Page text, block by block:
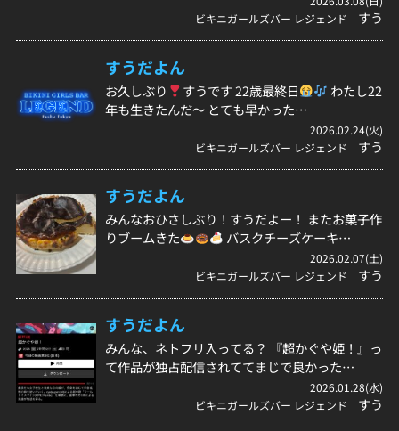
ビキニガールズバー レジェンド
すう
すうだよん
お久しぶり すうです 22歳最終日
わたし22
年も生きたんだ〜 とても早かった…
2026.02.24(火)
ビキニガールズバー レジェンド
すう
すうだよん
みんなおひさしぶり！すうだよー！ またお菓子作
りブームきた
バスクチーズケーキ…
2026.02.07(土)
ビキニガールズバー レジェンド
すう
すうだよん
みんな、ネトフリ入ってる？ 『超かぐや姫！』っ
て作品が独占配信されててまじで良かった…
2026.01.28(水)
ビキニガールズバー レジェンド
すう